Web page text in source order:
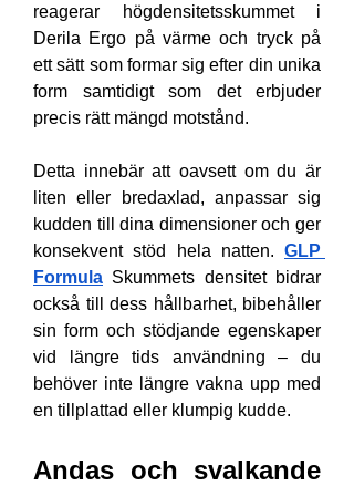
reagerar högdensitetsskummet i
Derila Ergo på värme och tryck på
ett sätt som formar sig efter din unika
form samtidigt som det erbjuder
precis rätt mängd motstånd.
Detta innebär att oavsett om du är
liten eller bredaxlad, anpassar sig
kudden till dina dimensioner och ger
konsekvent stöd hela natten. GLP
Formula Skummets densitet bidrar
också till dess hållbarhet, bibehåller
sin form och stödjande egenskaper
vid längre tids användning – du
behöver inte längre vakna upp med
en tillplattad eller klumpig kudde.
Andas och svalkande